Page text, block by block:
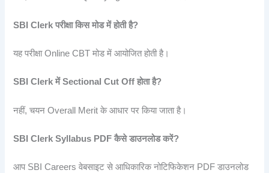
SBI Clerkपरीक्षाकिसमोडमेंहोतीहै?
यह परीक्षा Online CBT मोड में आयोजित होती है।
SBI Clerkमें Sectional Cut Offहोताहै?
नहीं, चयन Overall Merit के आधार पर किया जाता है।
SBI Clerk Syllabus PDFकैसेडाउनलोडकरें?
आप SBI Careers वेबसाइट से आधिकारिक नोटिफिकेशन PDF डाउनलोड